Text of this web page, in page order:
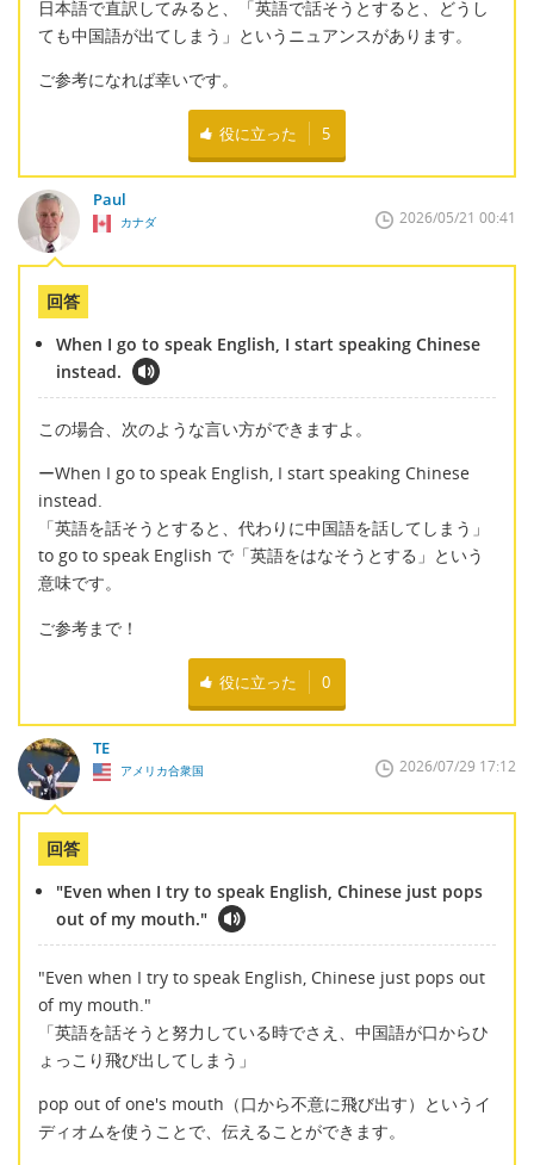
日本語で直訳してみると、「英語で話そうとすると、どうし
ても中国語が出てしまう」というニュアンスがあります。
ご参考になれば幸いです。
役に立った 5
Paul
カナダ 2026/05/21 00:41
回答
When I go to speak English, I start speaking Chinese
instead.
この場合、次のような言い方ができますよ。
ーWhen I go to speak English, I start speaking Chinese
instead.
「英語を話そうとすると、代わりに中国語を話してしまう」
to go to speak English で「英語をはなそうとする」という
意味です。
ご参考まで！
役に立った 0
TE
アメリカ合衆国 2026/07/29 17:12
回答
"Even when I try to speak English, Chinese just pops
out of my mouth."
"Even when I try to speak English, Chinese just pops out
of my mouth."
「英語を話そうと努力している時でさえ、中国語が口からひ
ょっこり飛び出してしまう」
pop out of one's mouth（口から不意に飛び出す）というイ
ディオムを使うことで、伝えることができます。